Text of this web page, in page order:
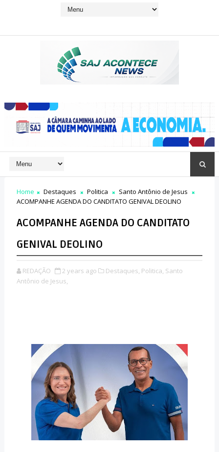
Home Destaques Politica
Santo Antônio de Jesus
ACOMPANHE AGENDA DO CANDITATO GENIVAL DEOLINO
ACOMPANHE AGENDA DO CANDITATO
GENIVAL DEOLINO
REDAÇÃO 2 years ago Destaques, Politica, Santo
Antônio de Jesus,